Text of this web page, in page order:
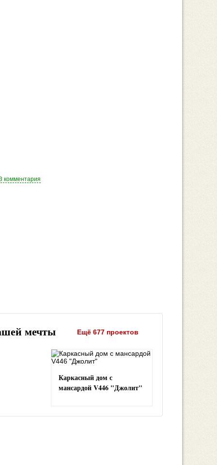
комментария
мечты Ещё 677 проектов
Каркасный дом с
мансардой V446 "Джолит"